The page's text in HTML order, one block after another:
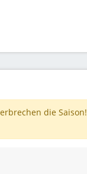
die Saison!